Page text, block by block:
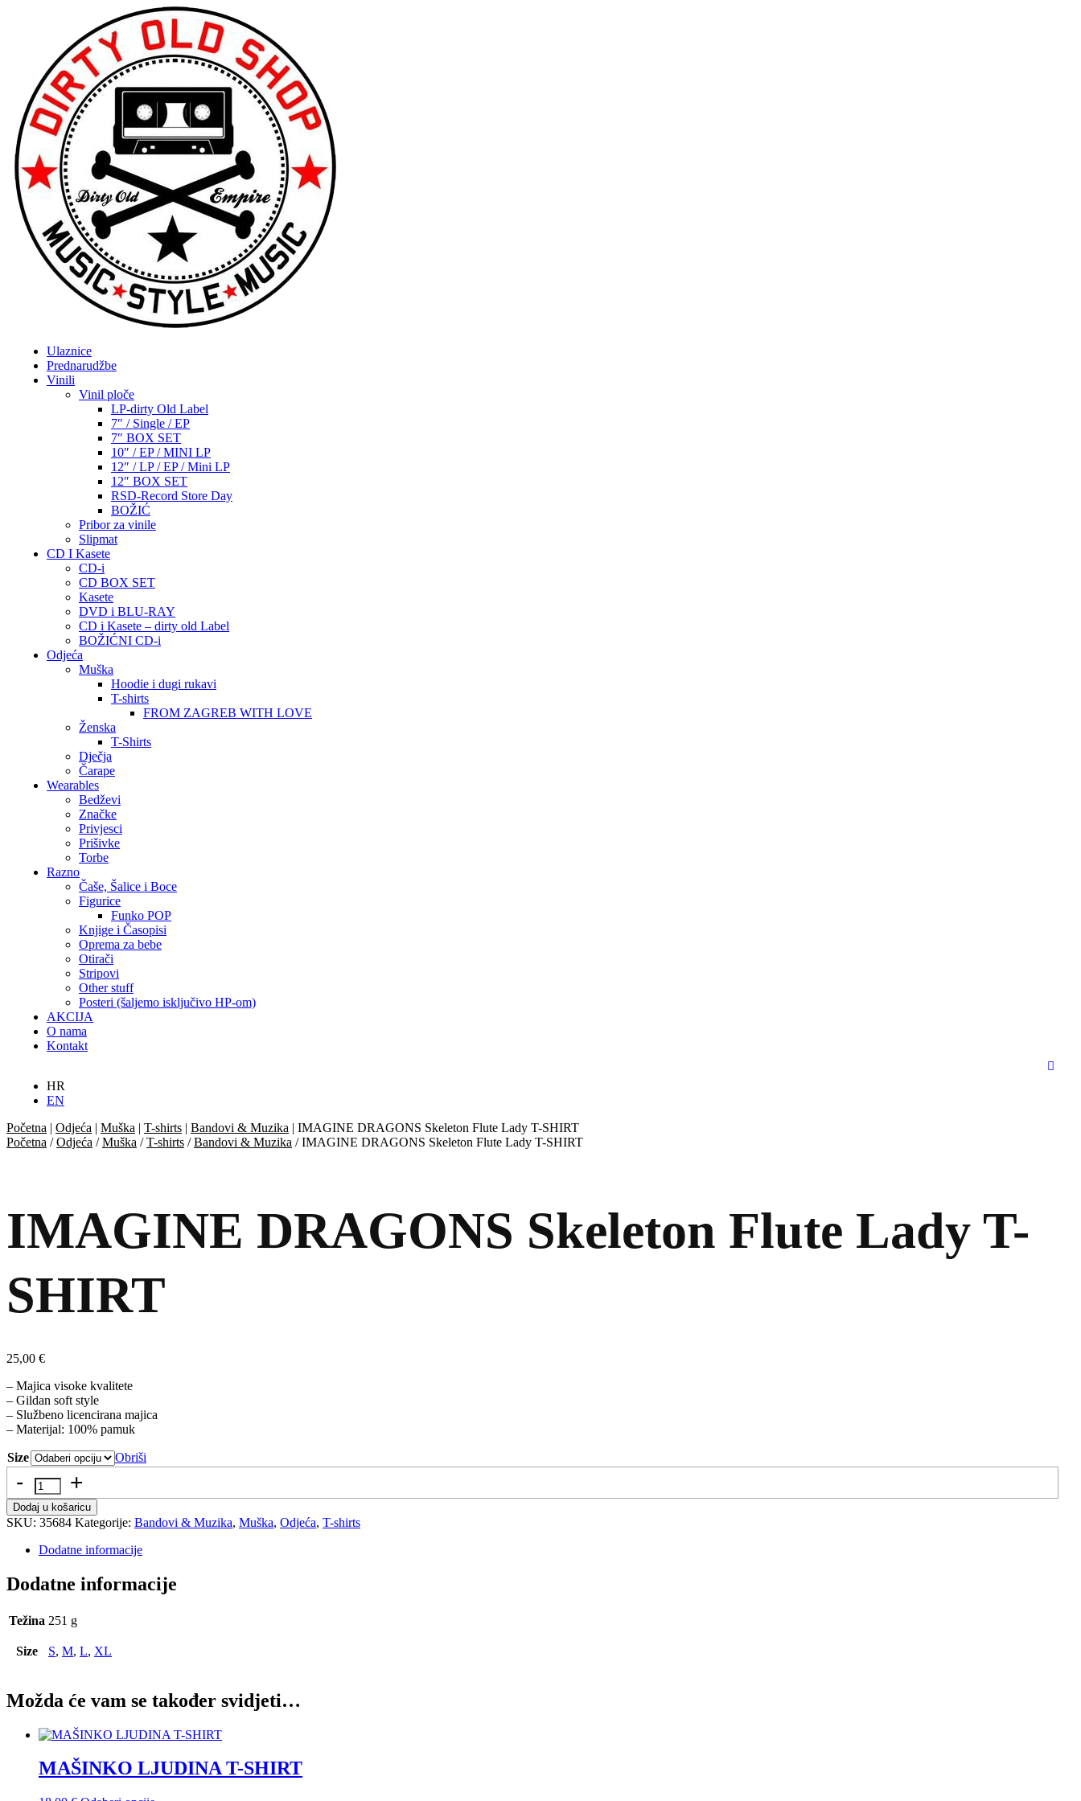
Ulaznice
Prednarudžbe
Vinili
Vinil ploče
LP-dirty Old Label
7″ / Single / EP
7″ BOX SET
10″ / EP / MINI LP
12″ / LP / EP / Mini LP
12″ BOX SET
RSD-Record Store Day
BOŽIĆ
Pribor za vinile
Slipmat
CD I Kasete
CD-i
CD BOX SET
Kasete
DVD i BLU-RAY
CD i Kasete – dirty old Label
BOŽIĆNI CD-i
Odjeća
Muška
Hoodie i dugi rukavi
T-shirts
FROM ZAGREB WITH LOVE
Ženska
T-Shirts
Dječja
Čarape
Wearables
Bedževi
Značke
Privjesci
Prišivke
Torbe
Razno
Čaše, Šalice i Boce
Figurice
Funko POP
Knjige i Časopisi
Oprema za bebe
Otirači
Stripovi
Other stuff
Posteri (šaljemo isključivo HP-om)
AKCIJA
O nama
Kontakt
HR
EN
Početna | Odjeća | Muška | T-shirts | Bandovi & Muzika | IMAGINE DRAGONS Skeleton Flute Lady T-SHIRT
Početna /Odjeća /Muška /T-shirts /Bandovi & Muzika / IMAGINE DRAGONS Skeleton Flute Lady T-SHIRT
IMAGINE DRAGONS Skeleton Flute Lady T-
SHIRT
25,00 €
– Majica visoke kvalitete
– Gildan soft style
– Službeno licencirana majica
– Materijal: 100% pamuk
Size
Obriši
Dodaj u košaricu
SKU: 35684 Kategorije: Bandovi & Muzika, Muška, Odjeća, T-shirts
Dodatne informacije
Dodatne informacije
Težina 251 g
Size S, M, L, XL
Možda će vam se također svidjeti…
MAŠINKO LJUDINA T-SHIRT